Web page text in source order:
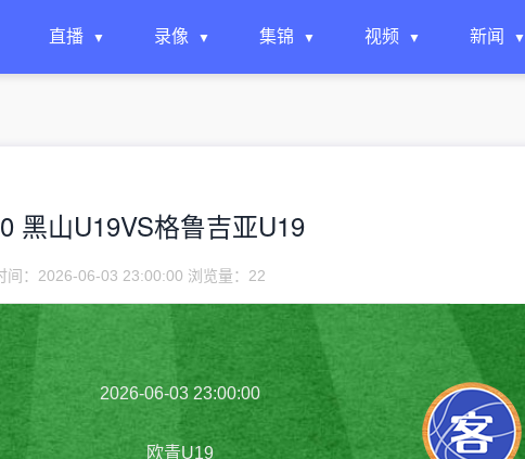
直播 录像 集锦 视频 新闻
黑山U19VS格鲁吉亚U19
间：2026-06-03 23:00:00 浏览量： 22
2026-06-03 23:00:00
欧青U19